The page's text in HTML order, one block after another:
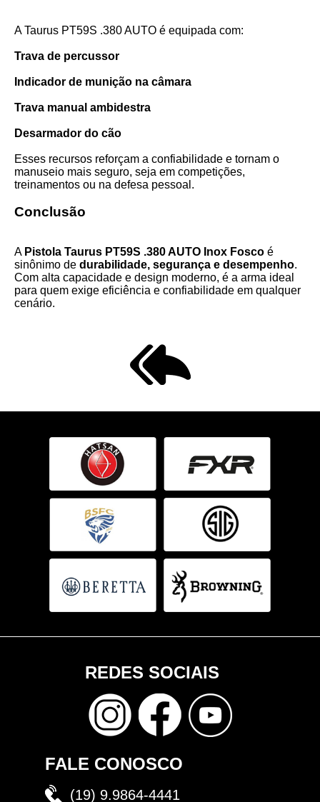
A Taurus PT59S .380 AUTO é equipada com:
Trava de percussor
Indicador de munição na câmara
Trava manual ambidestra
Desarmador do cão
Esses recursos reforçam a confiabilidade e tornam o
manuseio mais seguro, seja em competições,
treinamentos ou na defesa pessoal.
Conclusão
A Pistola Taurus PT59S .380 AUTO Inox Fosco é
sinônimo de durabilidade, segurança e desempenho.
Com alta capacidade e design moderno, é a arma ideal
para quem exige eficiência e confiabilidade em qualquer
cenário.
REDES SOCIAIS
FALE CONOSCO
(19) 9.9864-4441